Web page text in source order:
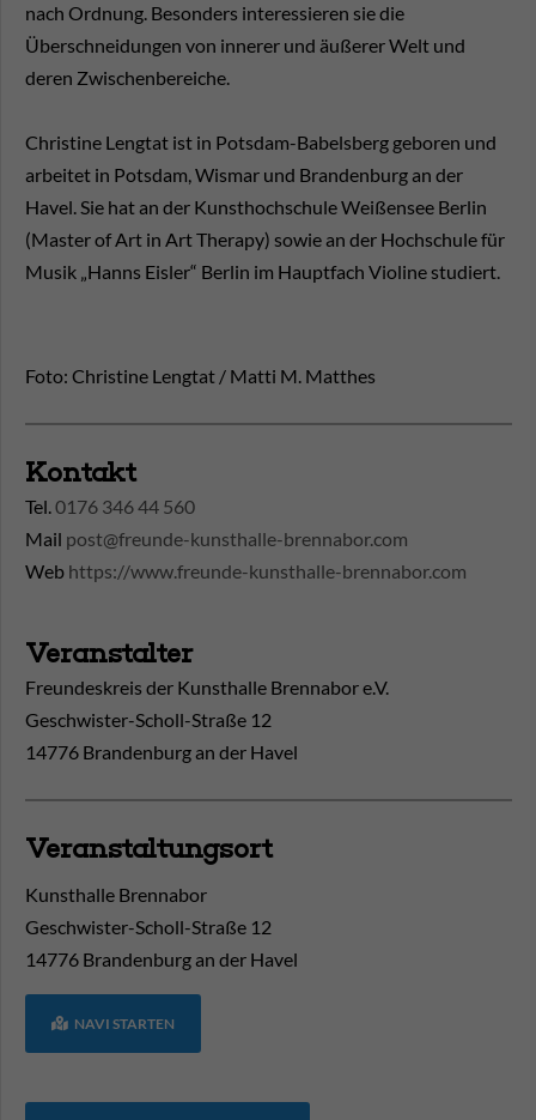
nach Ordnung. Besonders interessieren sie die
Überschneidungen von innerer und äußerer Welt und
deren Zwischenbereiche.
Christine Lengtat ist in Potsdam-Babelsberg geboren und
arbeitet in Potsdam, Wismar und Brandenburg an der
Havel. Sie hat an der Kunsthochschule Weißensee Berlin
(Master of Art in Art Therapy) sowie an der Hochschule für
Musik „Hanns Eisler“ Berlin im Hauptfach Violine studiert.
Foto: Christine Lengtat / Matti M. Matthes
Kontakt
Tel.0176 346 44 560
Mail post@freunde-kunsthalle-brennabor.com
Web https://www.freunde-kunsthalle-brennabor.com
Veranstalter
Freundeskreis der Kunsthalle Brennabor e.V.
Geschwister-Scholl-Straße 12
14776 Brandenburg an der Havel
Veranstaltungsort
Kunsthalle Brennabor
Geschwister-Scholl-Straße 12
14776 Brandenburg an der Havel
NAVI STARTEN